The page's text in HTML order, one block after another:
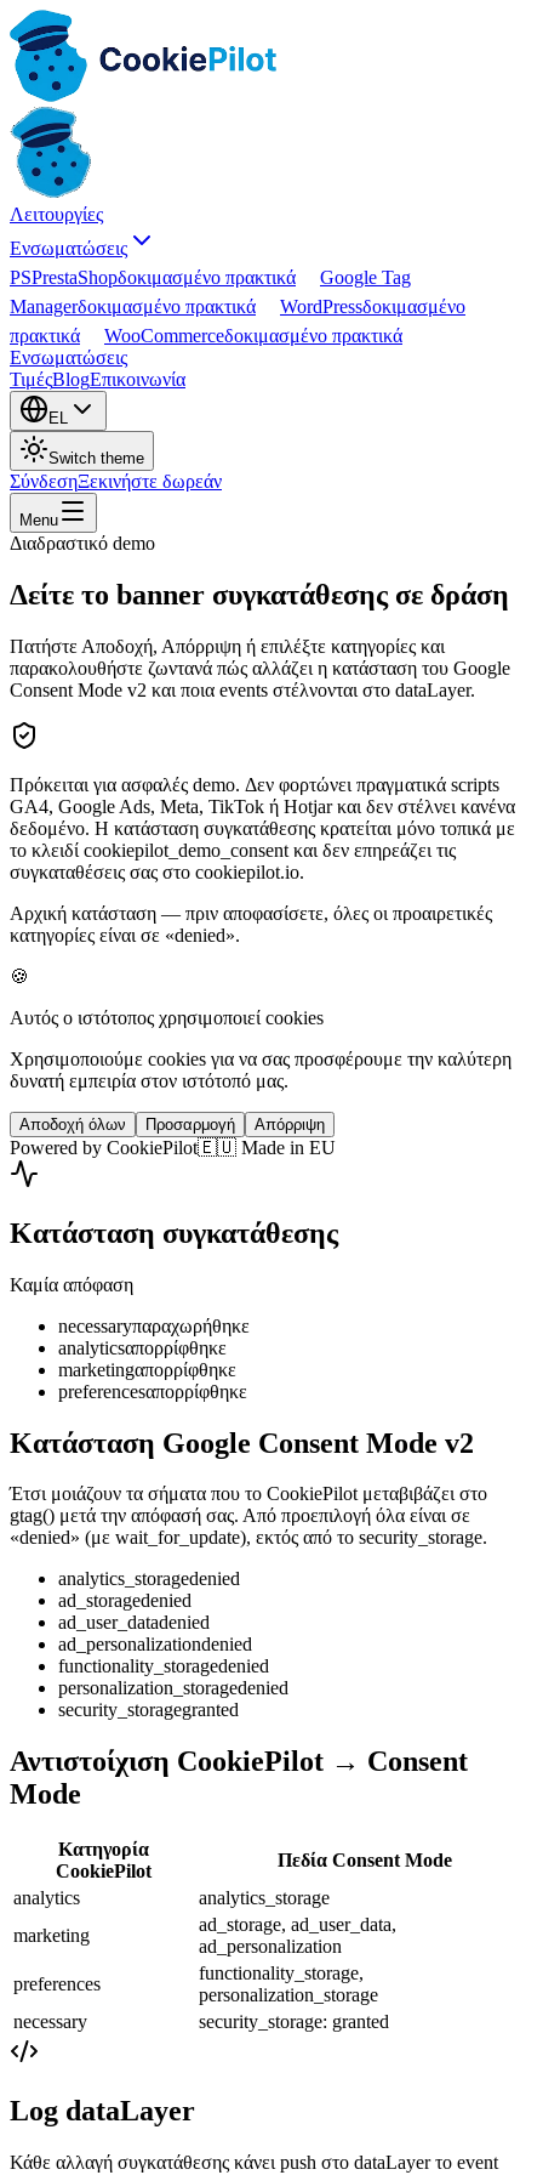
Λειτουργίες
Ενσωματώσεις
PSPrestaShopδοκιμασμένο πρακτικά
Google Tag
Managerδοκιμασμένο πρακτικά WordPressδοκιμασμένο
πρακτικά
WooCommerceδοκιμασμένο πρακτικά
Ενσωματώσεις
ΤιμέςBlogΕπικοινωνία
EL
Switch theme
ΣύνδεσηΞεκινήστε δωρεάν
Menu
Διαδραστικό demo
Δείτε το banner συγκατάθεσης σε δράση
Πατήστε Αποδοχή, Απόρριψη ή επιλέξτε κατηγορίες και
παρακολουθήστε ζωντανά πώς αλλάζει η κατάσταση του Google
Consent Mode v2 και ποια events στέλνονται στο dataLayer.
Πρόκειται για ασφαλές demo. Δεν φορτώνει πραγματικά scripts
GA4, Google Ads, Meta, TikTok ή Hotjar και δεν στέλνει κανένα
δεδομένο. Η κατάσταση συγκατάθεσης κρατείται μόνο τοπικά με
το κλειδί cookiepilot_demo_consent και δεν επηρεάζει τις
συγκαταθέσεις σας στο cookiepilot.io.
Αρχική κατάσταση — πριν αποφασίσετε, όλες οι προαιρετικές
κατηγορίες είναι σε «denied».
🍪
Αυτός ο ιστότοπος χρησιμοποιεί cookies
Χρησιμοποιούμε cookies για να σας προσφέρουμε την καλύτερη
δυνατή εμπειρία στον ιστότοπό μας.
Αποδοχή όλων Προσαρμογή Απόρριψη
Powered by CookiePilot🇪🇺 Made in EU
Κατάσταση συγκατάθεσης
Καμία απόφαση
necessaryπαραχωρήθηκε
analyticsαπορρίφθηκε
marketingαπορρίφθηκε
preferencesαπορρίφθηκε
Κατάσταση Google Consent Mode v2
Έτσι μοιάζουν τα σήματα που το CookiePilot μεταβιβάζει στο
gtag() μετά την απόφασή σας. Από προεπιλογή όλα είναι σε
«denied» (με wait_for_update), εκτός από το security_storage.
analytics_storagedenied
ad_storagedenied
ad_user_datadenied
ad_personalizationdenied
functionality_storagedenied
personalization_storagedenied
security_storagegranted
Αντιστοίχιση CookiePilot → Consent
Mode
Κατηγορία
CookiePilot
Πεδία Consent Mode
analytics
analytics_storage
marketing
ad_storage, ad_user_data,
ad_personalization
preferences
functionality_storage,
personalization_storage
necessary
security_storage: granted
Log dataLayer
Κάθε αλλαγή συγκατάθεσης κάνει push στο dataLayer το event